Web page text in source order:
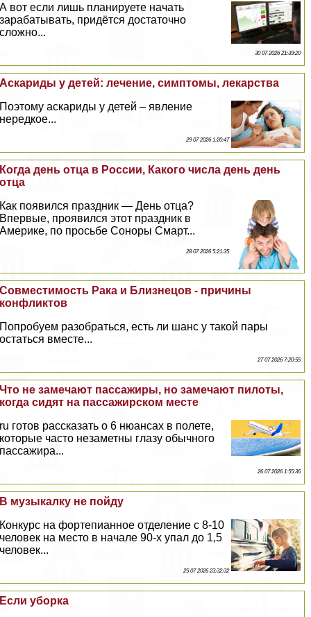
А вот если лишь планируете начать
заpaбатывать, придётся достаточно
сложно...
30 07 2026 21:39:20
Аскариды у детей: лечение, симптомы, лекарства
Поэтому аскариды у детей – явление
нередкое...
29 07 2026 1:20:47
Когда день отца в России, Какого числа день день
отца
Как появился праздник — День отца?
Впервые, проявился этот праздник в
Америке, по просьбе Соноры Смарт...
28 07 2026 5:21:35
Совместимость Paка и Близнецов - причины
конфликтов
Попробуем разобраться, есть ли шанс у такой пары
остаться вместе...
27 07 2026 7:20:55
Что не замечают пассажиры, но замечают пилоты,
когда сидят на пассажирском месте
ru готов рассказать о 6 нюансах в полете,
которые часто незаметны глазу обычного
пассажира...
26 07 2026 1:55:36
В музыкалку не пойду
Конкурс на фортепианное отделение с 8-10
человек на место в начале 90-х упал до 1,5
человек...
25 07 2026 23:32:32
Если уборка